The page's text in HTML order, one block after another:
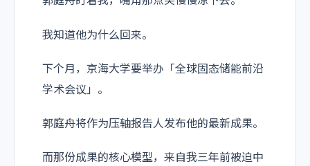
我知道他为什么回来。
下个月，京海大学要举办「全球固态储能前沿
学术会议」。
郭庭舟将作为压轴报告人发布他的最新成果。
而那份成果的核心模型，来自我三年前被迫中